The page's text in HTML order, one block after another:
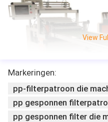
View
Markeringen:
pp-filterpatroon die
pp gesponnen
pp gesponnen filter die